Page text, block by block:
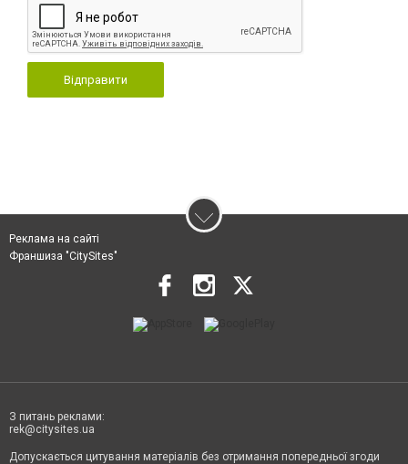
Відправити
Реклама на сайті
Франшиза "CitySites"
З питань реклами:
rek@citysites.ua
Допускається цитування матеріалів без отримання попередньої згоди